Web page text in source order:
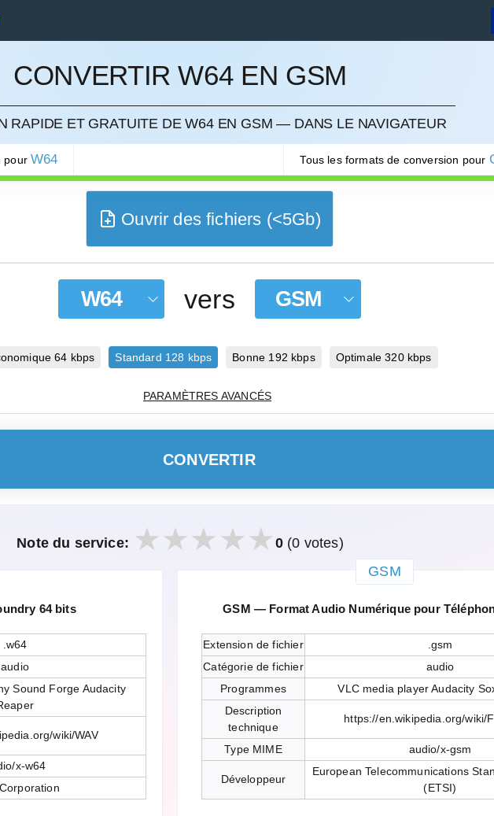
CONVERTIR W64 EN GSM
RAPIDE ET GRATUITE DE W64 EN GSM — DANS LE NAVIGATEUR
pourW64 Tous les formats de conversion pour
Ouvrir des fichiers (<5Gb)
W64 vers GSM
64 kbps Standard 128 kbps Bonne 192 kbps Optimale 320 kbps
PARAMÈTRES AVANCÉS
CONVERTIR
Note du service: 0 (0 votes)
64 bits
.w64
audio
Sound Forge Audacity
wiki/WAV
x-w64
GSM
GSM — Format Audio Numérique pour
Extension de fichier
.gsm
Catégorie de fichier
audio
Programmes
VLC media player Audacity
Description
technique
https://en.wikipedia.org/wiki/
Type MIME audio/x-gsm
Développeur
European Telecommunications
(ETSI)